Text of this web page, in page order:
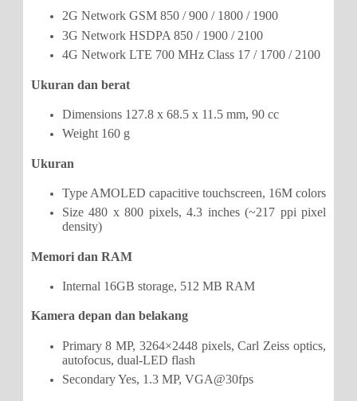
2G Network GSM 850 / 900 / 1800 / 1900
3G Network HSDPA 850 / 1900 / 2100
4G Network LTE 700 MHz Class 17 / 1700 / 2100
Ukuran dan berat
Dimensions 127.8 x 68.5 x 11.5 mm, 90 cc
Weight 160 g
Ukuran
Type AMOLED capacitive touchscreen, 16M colors
Size 480 x 800 pixels, 4.3 inches (~217 ppi pixel
density)
Memori dan RAM
Internal 16GB storage, 512 MB RAM
Kamera depan dan belakang
Primary 8 MP, 3264×2448 pixels, Carl Zeiss optics,
autofocus, dual-LED flash
Secondary Yes, 1.3 MP, VGA@30fps